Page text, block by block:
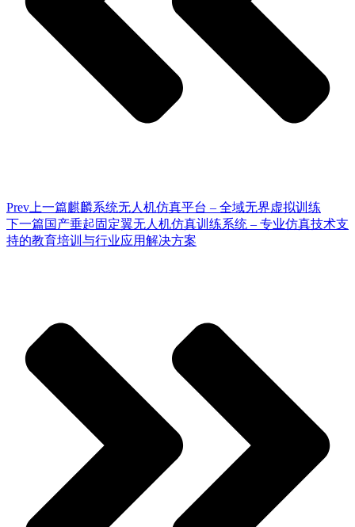
Prev 上一篇麒麟系统无人机仿真平台 – 全域无界虚拟训练
下一篇国产垂起固定翼无人机仿真训练系统 – 专业仿真技术支
持的教育培训与行业应用解决方案